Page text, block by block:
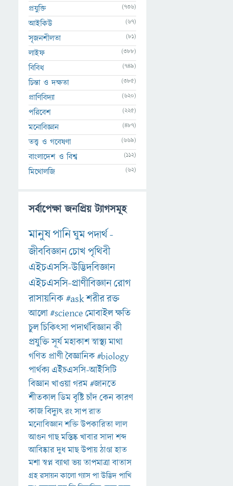
প্রযুক্তি (736)
আইকিউ (67)
সৃজনশীলতা (81)
লাইফ (388)
বিবিধ (749)
চিন্তা ও দক্ষতা (385)
প্রাণিবিদ্যা (620)
পরিবেশ (225)
মনোবিজ্ঞান (487)
তত্ত্ব ও গবেষণা (669)
বাংলাদেশ ও বিশ্ব (112)
মিথোলজি (62)
সর্বাপেক্ষা জনপ্রিয় ট্যাগসমূহ
মানুষপানিঘুমপদার্থ-
জীববিজ্ঞানচোখপৃথিবী
এইচএসসি-উদ্ভিদবিজ্ঞান
এইচএসসি-প্রাণীবিজ্ঞানরোগ
রাসায়নিক#askশরীররক্ত
আলো#scienceমোবাইলক্ষতি
চুলচিকিৎসাপদার্থবিজ্ঞানকী
প্রযুক্তিসূর্যমহাকাশস্বাস্থ্যমাথা
গণিত প্রাণীবৈজ্ঞানিক#biology
পার্থক্য এইচএসসি-আইসিটি
বিজ্ঞানখাওয়াগরম#জানতে
শীতকালডিমবৃষ্টিচাঁদকেনকারণ
কাজবিদ্যুৎরংসাপরাত
মনোবিজ্ঞানশক্তিউপকারিতালাল
আগুনগাছমস্তিষ্কখাবারসাদাশব্দ
আবিষ্কারদুধমাছউপায়ঠাণ্ডাহাত
মশাস্বপ্নব্যাথাভয়তাপমাত্রাবাতাস
গ্রহরসায়নকালোগ্যাসপাউদ্ভিদপাখি